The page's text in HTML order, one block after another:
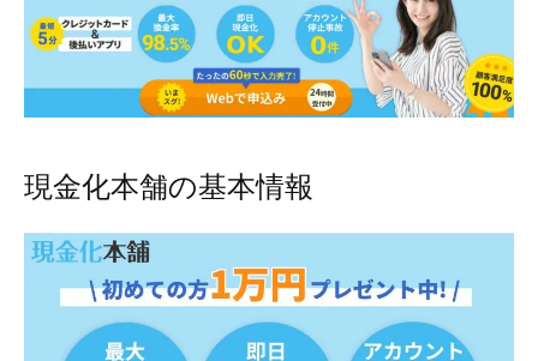
現金化本舗の基本情報